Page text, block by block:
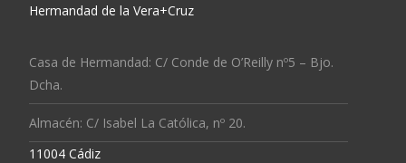
Hermandad de la Vera+Cruz
Casa de Hermandad: C/ Conde de O’Reilly nº5 – Bjo.
Dcha.
Almacén: C/ Isabel La Católica, nº 20.
11004 Cádiz